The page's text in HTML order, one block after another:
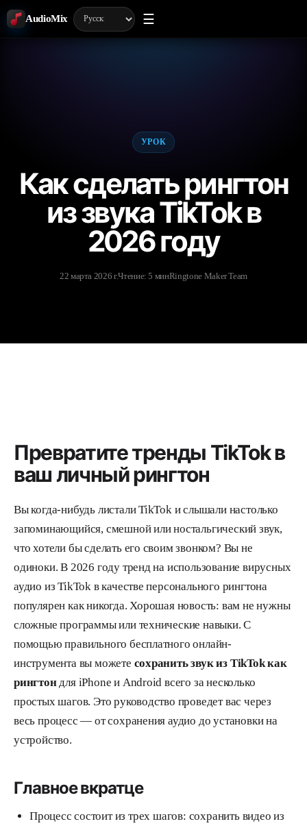
AudioMix ☰
УРОК
Как сделать рингтон
из звука TikTok в
2026 году
22 марта 2026 г.Чтение: 5 минRingtone Maker Team
Превратите тренды TikTok в
ваш личный рингтон
Вы когда-нибудь листали TikTok и слышали настолько
запоминающийся, смешной или ностальгический звук,
что хотели бы сделать его своим звонком? Вы не
одиноки. В 2026 году тренд на использование вирусных
аудио из TikTok в качестве персонального рингтона
популярен как никогда. Хорошая новость: вам не нужны
сложные программы или технические навыки. С
помощью правильного бесплатного онлайн-
инструмента вы можете сохранить звук из TikTok как
рингтондля iPhone и Android всего за несколько
простых шагов. Это руководство проведет вас через
весь процесс — от сохранения аудио до установки на
устройство.
Главное вкратце
Процесс состоит из трех шагов: сохранить видео из